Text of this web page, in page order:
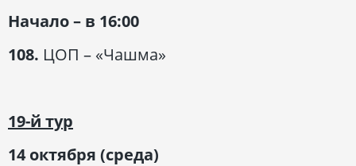
Начало – в 16:00
108. ЦОП – «Чашма»
19-й тур
14 октября (среда)